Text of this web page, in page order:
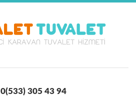
0(533) 305 43 94